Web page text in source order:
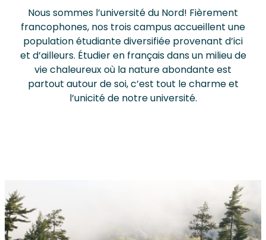
Nous sommes l’université du Nord! Fièrement
francophones, nos trois campus accueillent une
population étudiante diversifiée provenant d’ici
et d’ailleurs. Étudier en français dans un milieu de
vie chaleureux où la nature abondante est
partout autour de soi, c’est tout le charme et
l’unicité de notre université.